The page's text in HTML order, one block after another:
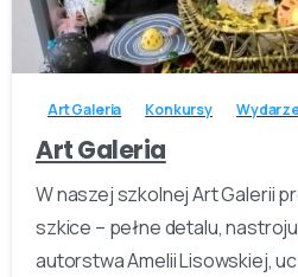
Art Galeria Konkursy
Art Galeria
W naszej szkolnej Art Galerii
szkice – pełne detalu,
autorstwa Amelii Lisowskiej,